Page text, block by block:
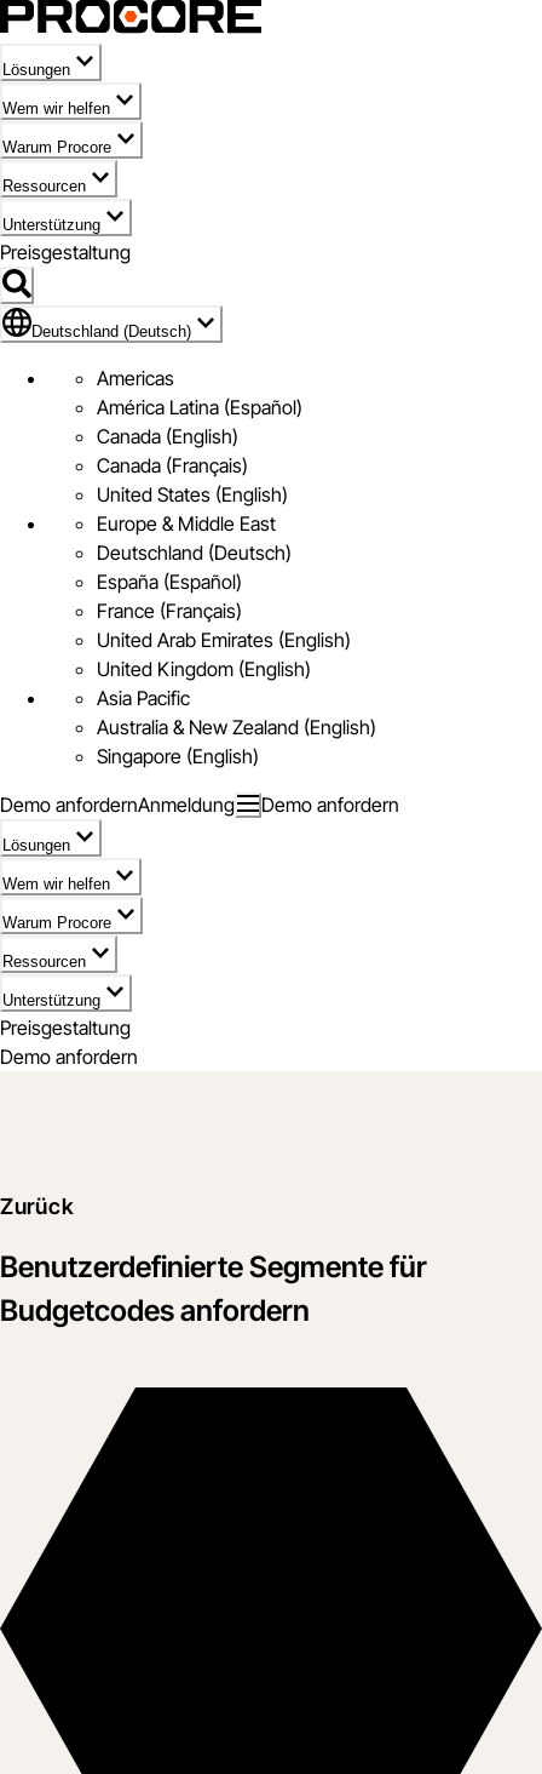
Lösungen
Wem wir helfen
Warum Procore
Ressourcen
Unterstützung
Preisgestaltung
Markieren des Symbols für Deutschland (Deutsch)
Deutschland (Deutsch)
Americas
América Latina (Español)
Canada (English)
Canada (Français)
United States (English)
Europe & Middle East
Deutschland (Deutsch)
España (Español)
France (Français)
United Arab Emirates (English)
United Kingdom (English)
Asia Pacific
Australia & New Zealand (English)
Singapore (English)
Demo anfordernAnmeldung Demo anfordern
Lösungen
Wem wir helfen
Warum Procore
Ressourcen
Unterstützung
Preisgestaltung
Demo anfordern
Zurück
Benutzerdefinierte Segmente für
Budgetcodes anfordern